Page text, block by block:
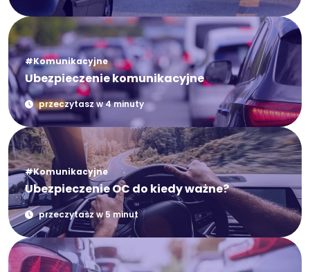
#Komunikacyjne
Ubezpieczenie komunikacyjne
przeczytasz w 4 minuty
#Komunikacyjne
Ubezpieczenie OC do kiedy ważne?
przeczytasz w 5 minut